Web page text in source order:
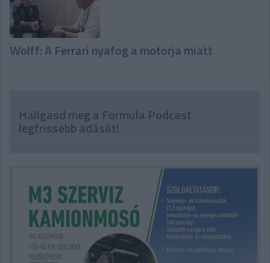
Wolff: A Ferrari nyafog a motorja miatt
Hallgasd meg a Formula Podcast
legfrissebb adását!